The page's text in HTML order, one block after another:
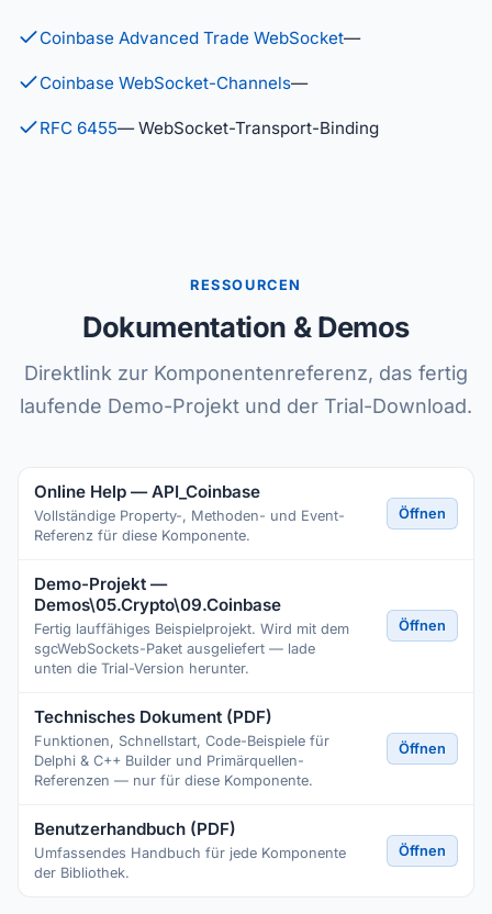
Coinbase Advanced Trade WebSocket—
Coinbase WebSocket-Channels—
RFC 6455— WebSocket-Transport-Binding
RESSOURCEN
Dokumentation & Demos
Direktlink zur Komponentenreferenz, das fertig
laufende Demo-Projekt und der Trial-Download.
Online Help — API_Coinbase
Vollständige Property-, Methoden- und Event-
Referenz für diese Komponente.
Öffnen
Demo-Projekt —
Demos\05.Crypto\09.Coinbase
Fertig lauffähiges Beispielprojekt. Wird mit dem
sgcWebSockets-Paket ausgeliefert — lade
unten die Trial-Version herunter.
Öffnen
Technisches Dokument (PDF)
Funktionen, Schnellstart, Code-Beispiele für
Delphi & C++ Builder und Primärquellen-
Referenzen — nur für diese Komponente.
Öffnen
Benutzerhandbuch (PDF)
Umfassendes Handbuch für jede Komponente
der Bibliothek.
Öffnen